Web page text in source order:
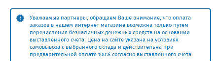
Уважаемые партнеры, обращаем Ваше внимание, что оплата
заказов в нашем интернет магазине возможна только путем
перечисления безналичных денежных средств на основании
выставленного счета. Цена на сайте указана на условиях
самовывоза с выбранного склада и действительна при
предварительной оплате 100% согласно выставленного счета.